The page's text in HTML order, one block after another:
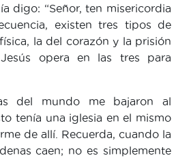
digo: “Señor, ten misericordia
existen tres tipos de
la del corazón y la prisión
opera en las tres para
del mundo me bajaron al
tenía una iglesia en el mismo
de allí. Recuerda, cuando la
caen; no es simplemente